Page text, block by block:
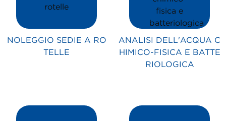
NOLEGGIO SEDIE A RO
TELLE
ANALISI DELL'ACQUA C
HIMICO-FISICA E BATTE
RIOLOGICA